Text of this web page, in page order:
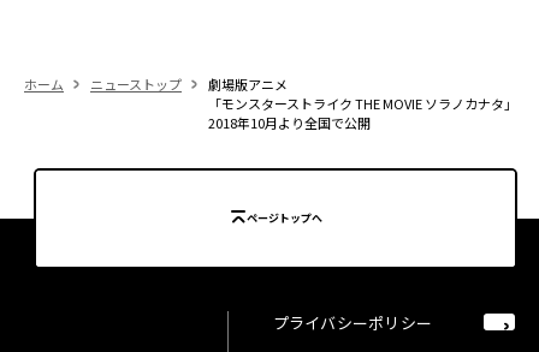
ホーム ニューストップ
劇場版アニメ
「モンスターストライク THE MOVIE ソラノカナタ」
2018年10月より全国で公開
ページトップへ
プライバシーポリシー